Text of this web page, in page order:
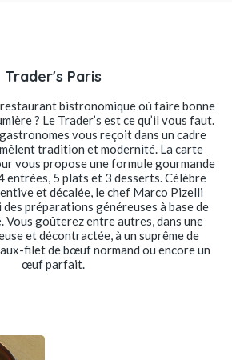
Trader's Paris
bistronomique où faire bonne
? Le Trader’s est ce qu’il vous faut.
vous reçoit dans un cadre
tradition et modernité. La carte
vous propose une formule gourmande
entrées, 5 plats et 3 desserts. Célèbre
et décalée, le chef Marco Pizelli
préparations généreuses à base de
Vous goûterez entre autres, dans une
et décontractée, à un suprême de
filet de bœuf normand ou encore un
œuf parfait.